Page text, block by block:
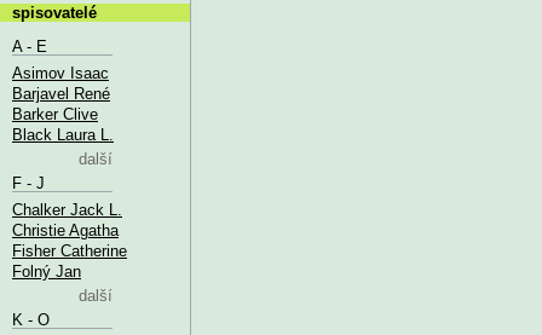
spisovatelé
A - E
Asimov Isaac
Barjavel René
Barker Clive
Black Laura L.
další
F - J
Chalker Jack L.
Christie Agatha
Fisher Catherine
Folný Jan
další
K - O